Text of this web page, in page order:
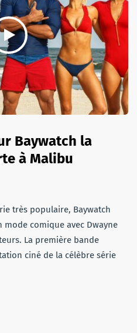
Baywatch la
à Malibu
très populaire, Baywatch
comique avec Dwayne
La première bande
ciné de la célèbre série